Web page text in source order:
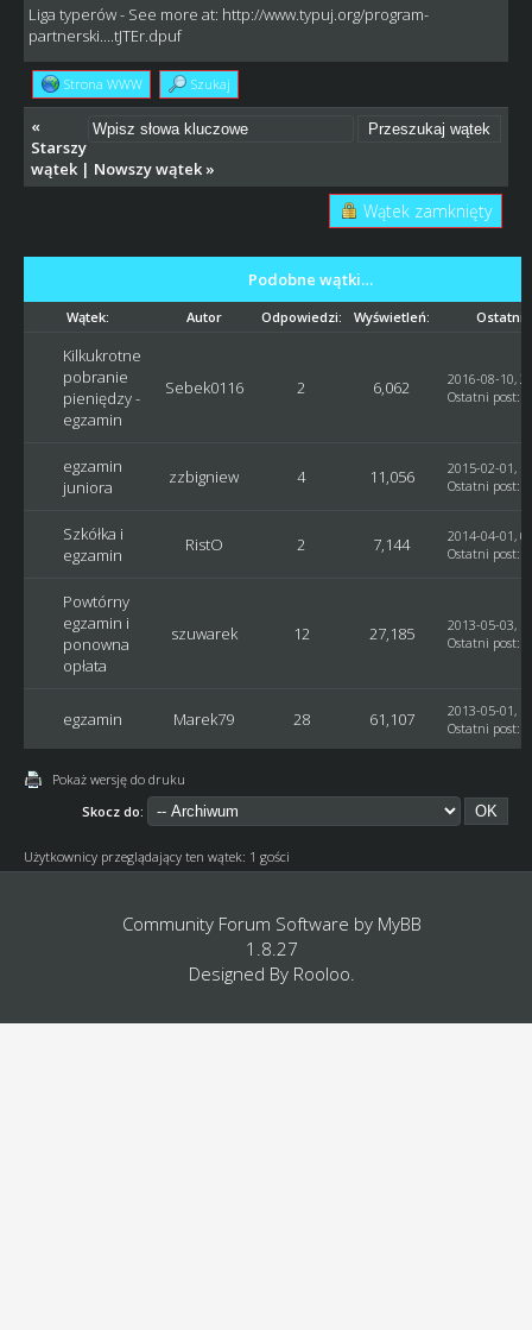
Liga typerów- See more at: http://www.typuj.org/program-
partnerski....tJTEr.dpuf
Strona WWW Szukaj
«
Starszy
wątek| Nowszy wątek»
Wątek zamknięty
Podobne wątki…
Wątek: Autor Odpowiedzi: Wyświetleń: Ostatni
Kilkukrotne
pobranie
pieniędzy -
egzamin
Sebek0116 2 6,062
2016-08-10,
Ostatni post:
egzamin
juniora
zzbigniew 4 11,056
2015-02-01,
Ostatni post:
Szkółka i
egzamin
RistO 2 7,144
2014-04-01,
Ostatni post:
Powtórny
egzamin i
ponowna
opłata
szuwarek 12 27,185
2013-05-03,
Ostatni post:
egzamin Marek79 28 61,107
2013-05-01,
Ostatni post:
Pokaż wersję do druku
Skocz do:
Użytkownicy przeglądający ten wątek: 1 gości
Community Forum Software by MyBB
1.8.27
Designed By Rooloo.